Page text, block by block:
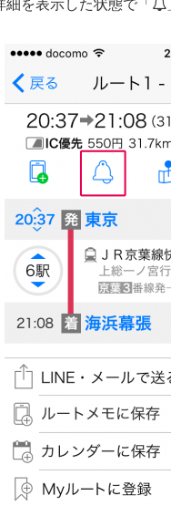
を表示した状態で「